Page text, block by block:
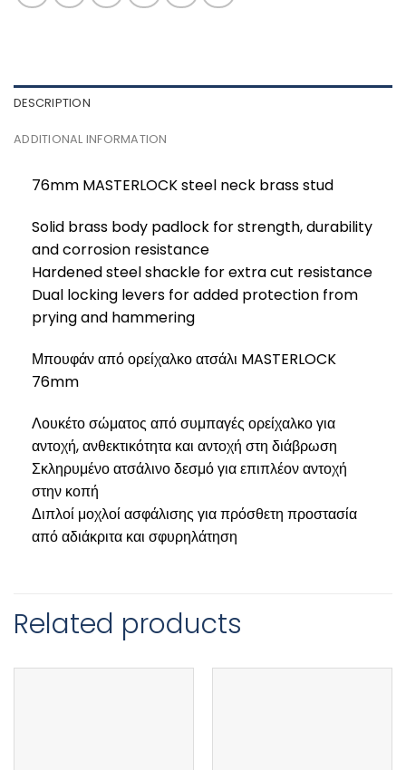
DESCRIPTION
ADDITIONAL INFORMATION
76mm MASTERLOCK steel neck brass stud
Solid brass body padlock for strength, durability
and corrosion resistance
Hardened steel shackle for extra cut resistance
Dual locking levers for added protection from
prying and hammering
Μπουφάν από ορείχαλκο ατσάλι MASTERLOCK
76mm
Λουκέτο σώματος από συμπαγές ορείχαλκο για
αντοχή, ανθεκτικότητα και αντοχή στη διάβρωση
Σκληρυμένο ατσάλινο δεσμό για επιπλέον αντοχή
στην κοπή
Διπλοί μοχλοί ασφάλισης για πρόσθετη προστασία
από αδιάκριτα και σφυρηλάτηση
Related products